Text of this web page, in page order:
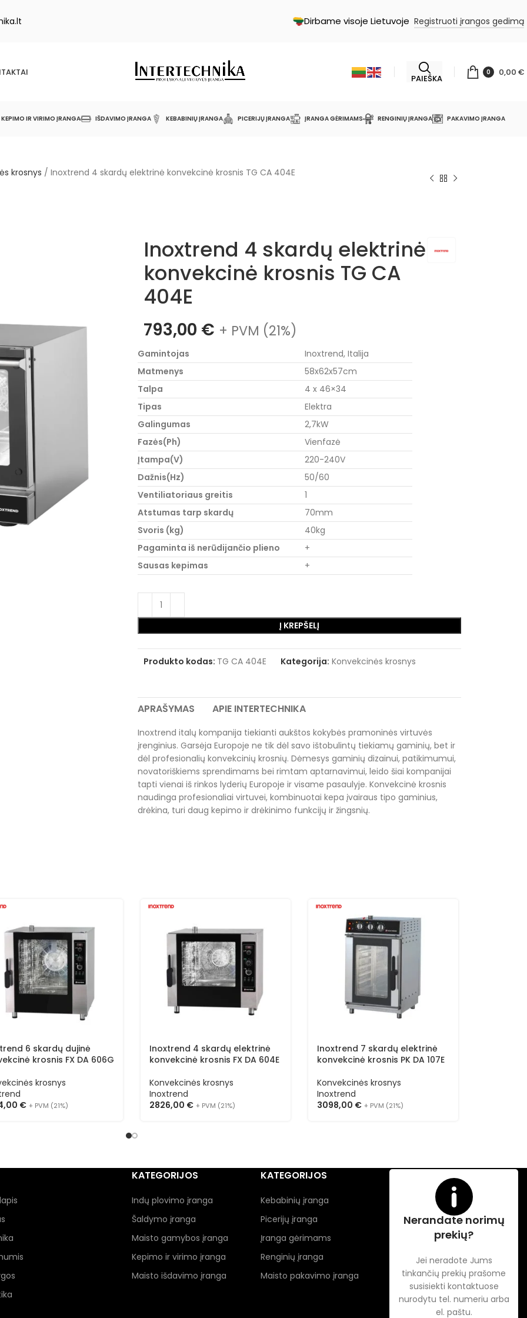
Dirbame visoje Lietuvoje Registruoti įrangos gedimą
PAIEŠKA
0 0,00 €
KEPIMO IR VIRIMO ĮRANGA IŠDAVIMO ĮRANGA KEBABINIŲ ĮRANGA PICERIJŲ ĮRANGA ĮRANGA GĖRIMAMS RENGINIŲ ĮRANGA PAKAVIMO ĮRANGA
krosnys / Inoxtrend 4 skardų elektrinė konvekcinė krosnis TG CA 404E
Inoxtrend 4 skardų elektrinė
konvekcinė krosnis TG CA
404E
793,00 € + PVM (21%)
Gamintojas
Inoxtrend, Italija
Matmenys
58x62x57cm
Talpa
4 x 46×34
Tipas
Elektra
Galingumas
2,7kW
Fazės(Ph)
Vienfazė
Įtampa(V)
220-240V
Dažnis(Hz)
50/60
Ventiliatoriaus greitis
1
Atstumas tarp skardų
70mm
Svoris (kg)
40kg
Pagaminta iš nerūdijančio plieno
+
Sausas kepimas
+
Į KREPŠELĮ
Produkto kodas: TG CA 404E Kategorija: Konvekcinės krosnys
APRAŠYMAS APIE INTERTECHNIKA
Inoxtrend italų kompanija tiekianti aukštos kokybės pramoninės virtuvės
įrenginius. Garsėja Europoje ne tik dėl savo ištobulintų tiekiamų gaminių, bet ir
dėl profesionalių konvekcinių krosnių. Dėmesys gaminių dizainui, patikimumui,
novatoriškiems sprendimams bei rimtam aptarnavimui, leido šiai kompanijai
tapti vienai iš rinkos lyderių Europoje ir visame pasaulyje. Konvekcinė krosnis
naudinga profesionaliai virtuvei, kombinuotai kepa įvairaus tipo gaminius,
drėkina, turi daug kepimo ir drėkinimo funkcijų ir žingsnių.
6 skardų dujinė
krosnis FX DA 606G
krosnys
€ + PVM (21%)
Inoxtrend 4 skardų elektrinė
konvekcinė krosnis FX DA 604E
Konvekcinės krosnys
Inoxtrend
2826,00 € + PVM (21%)
Inoxtrend 7 skardų elektrinė
konvekcinė krosnis PK DA 107E
Konvekcinės krosnys
Inoxtrend
3098,00 € + PVM (21%)
KATEGORIJOS
Indų plovimo įranga
Šaldymo įranga
Maisto gamybos įranga
Kepimo ir virimo įranga
Maisto išdavimo įranga
KATEGORIJOS
Kebabinių įranga
Picerijų įranga
Įranga gėrimams
Renginių įranga
Maisto pakavimo įranga
Nerandate norimų
prekių?
Jei neradote Jums
tinkančių prekių prašome
susisiekti kontaktuose
nurodytu tel. numeriu arba
el. paštu.